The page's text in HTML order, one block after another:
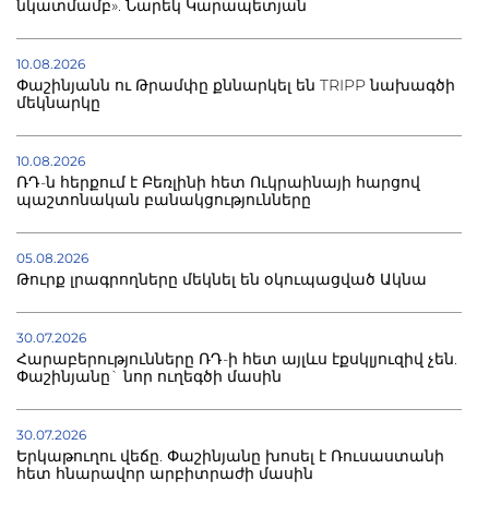
նկատմամբ». Նարեկ Կարապետյան
10.08.2026
Փաշինյանն ու Թրամփը քննարկել են TRIPP նախագծի
մեկնարկը
10.08.2026
ՌԴ-ն հերքում է Բեռլինի հետ Ուկրաինայի հարցով
պաշտոնական բանակցությունները
05.08.2026
Թուրք լրագրողները մեկնել են օկուպացված Ակնա
30.07.2026
Հարաբերությունները ՌԴ-ի հետ այլևս էքսկլյուզիվ չեն.
Փաշինյանը` նոր ուղեգծի մասին
30.07.2026
Երկաթուղու վեճը. Փաշինյանը խոսել է Ռուսաստանի
հետ հնարավոր արբիտրաժի մասին